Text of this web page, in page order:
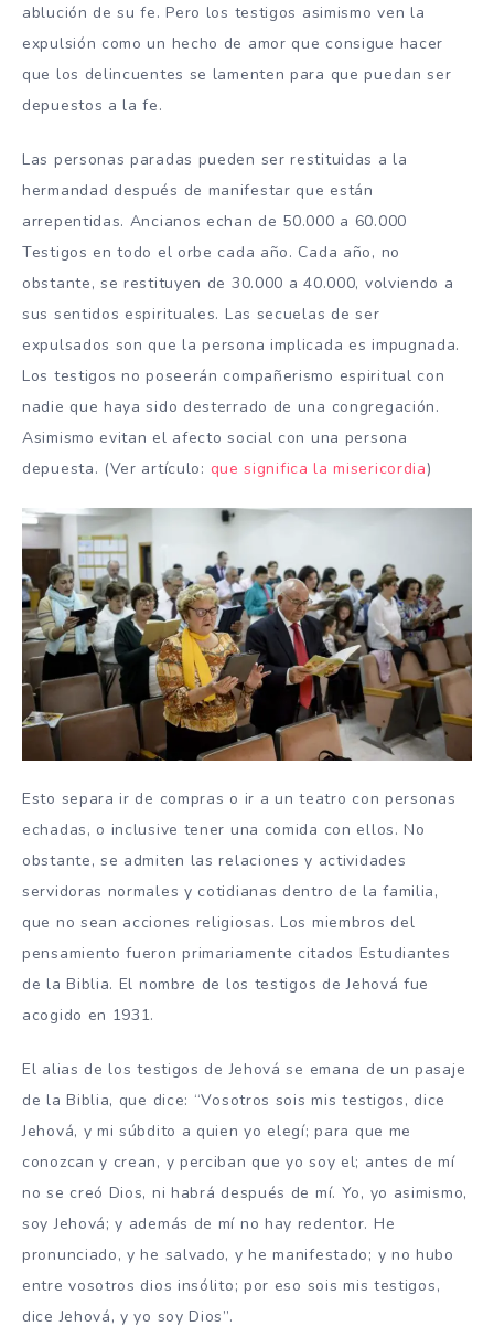
ablución de su fe. Pero los testigos asimismo ven la
expulsión como un hecho de amor que consigue hacer
que los delincuentes se lamenten para que puedan ser
depuestos a la fe.
Las personas paradas pueden ser restituidas a la
hermandad después de manifestar que están
arrepentidas. Ancianos echan de 50.000 a 60.000
Testigos en todo el orbe cada año. Cada año, no
obstante, se restituyen de 30.000 a 40.000, volviendo a
sus sentidos espirituales. Las secuelas de ser
expulsados ​​son que la persona implicada es impugnada.
Los testigos no poseerán compañerismo espiritual con
nadie que haya sido desterrado de una congregación.
Asimismo evitan el afecto social con una persona
depuesta. (Ver artículo: que significa la misericordia)
Esto separa ir de compras o ir a un teatro con personas
echadas, o inclusive tener una comida con ellos. No
obstante, se admiten las relaciones y actividades
servidoras normales y cotidianas dentro de la familia,
que no sean acciones religiosas. Los miembros del
pensamiento fueron primariamente citados Estudiantes
de la Biblia. El nombre de los testigos de Jehová fue
acogido en 1931.
El alias de los testigos de Jehová se emana de un pasaje
de la Biblia, que dice: “Vosotros sois mis testigos, dice
Jehová, y mi súbdito a quien yo elegí; para que me
conozcan y crean, y perciban que yo soy el; antes de mí
no se creó Dios, ni habrá después de mí. Yo, yo asimismo,
soy Jehová; y además de mí no hay redentor. He
pronunciado, y he salvado, y he manifestado; y no hubo
entre vosotros dios insólito; por eso sois mis testigos,
dice Jehová, y yo soy Dios”.